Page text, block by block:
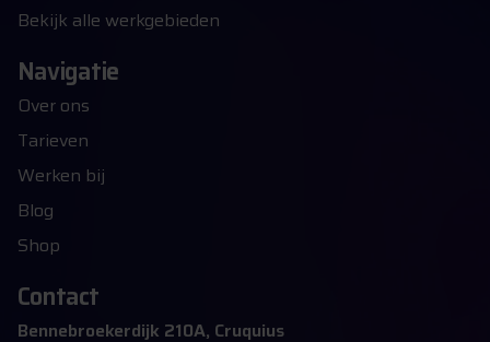
Bekijk alle werkgebieden
Navigatie
Over ons
Tarieven
Werken bij
Blog
Shop
Contact
Bennebroekerdijk 210A, Cruquius